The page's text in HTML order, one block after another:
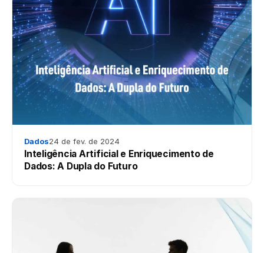
Dados24 de fev. de 2024
Inteligência Artificial e Enriquecimento de
Dados: A Dupla do Futuro